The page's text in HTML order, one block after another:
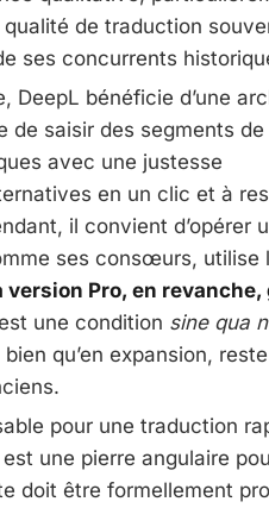
de traduction
ses concurrents
DeepL bénéficie d’une
de saisir des segments de
avec une justesse
en un clic et à
il convient d’opérer
ses consœurs, utilise
version Pro, en
une condition sine qua
qu’en expansion,
pour une traduction
une pierre angulaire
doit être formellement